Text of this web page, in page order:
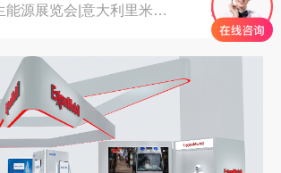
意大利可再生能源展览会|意大利里米尼会展中心 96㎡